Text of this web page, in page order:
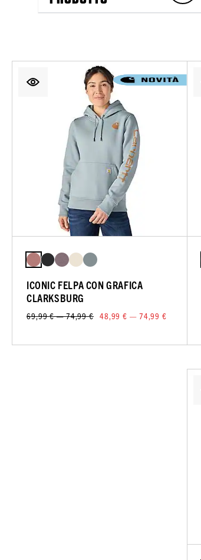
ICONIC FELPA CON GRAFICA
CLARKSBURG
69,99 € — 74,99 € 48,99 € — 74,99 €